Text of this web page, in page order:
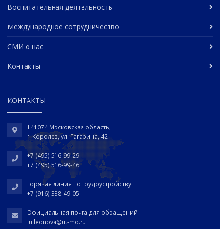
Воспитательная деятельность
Международное сотрудничество
СМИ о нас
Контакты
КОНТАКТЫ
141074 Московская область,
г. Королев, ул. Гагарина, 42
+7 (495) 516-99-29
+7 (495) 516-99-46
Горячая линия по трудоустройству
+7 (916) 338-49-05
Официальная почта для обращений
tu.leonova@ut-mo.ru